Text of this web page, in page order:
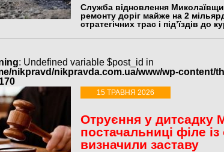
Служба відновлення
ремонту доріг майже на 2
стратегічних трас і під’їздів до
: Undefined variable $post_id in
nikpravd/nikpravda.com.ua/www/wp-content/
170
15 ТРАВНЯ 2026
Отруєння у дитсадку
постачальниці філе
визначили заставу